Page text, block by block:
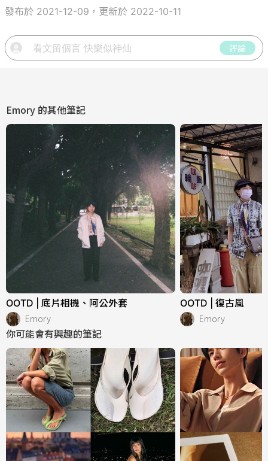
發布於 2021-12-09，更新於 2022-10-11
評論
Emory 的其他筆記
OOTD | 底片相機、阿公外套
Emory
OOTD | 復古風
Emory
你可能會有興趣的筆記